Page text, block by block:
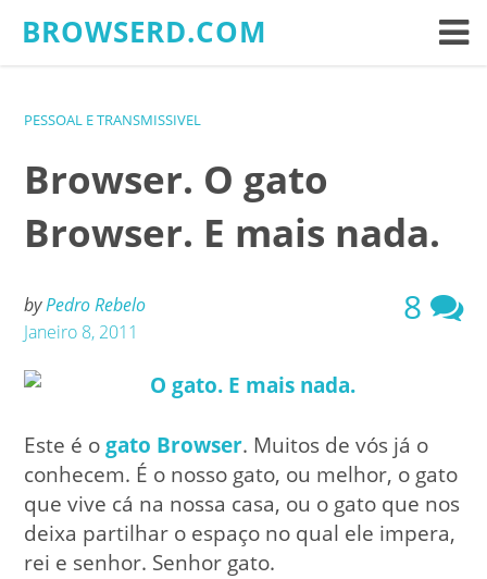
BROWSERD.COM
PESSOAL E TRANSMISSIVEL
Browser. O gato
Browser. E mais nada.
byPedro Rebelo
Janeiro 8, 2011
8
Este é ogato Browser. Muitos de vós já o
conhecem. É o nosso gato, ou melhor, o gato
que vive cá na nossa casa, ou o gato que nos
deixa partilhar o espaço no qual ele impera,
rei e senhor. Senhor gato.